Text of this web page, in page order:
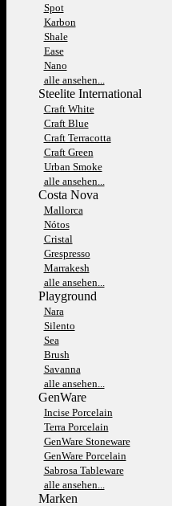
Spot
Karbon
Shale
Ease
Nano
alle ansehen...
Steelite International
Craft White
Craft Blue
Craft Terracotta
Craft Green
Urban Smoke
alle ansehen...
Costa Nova
Mallorca
Nótos
Cristal
Grespresso
Marrakesh
alle ansehen...
Playground
Nara
Silento
Sea
Brush
Savanna
alle ansehen...
GenWare
Incise Porcelain
Terra Porcelain
GenWare Stoneware
GenWare Porcelain
Sabrosa Tableware
alle ansehen...
Marken